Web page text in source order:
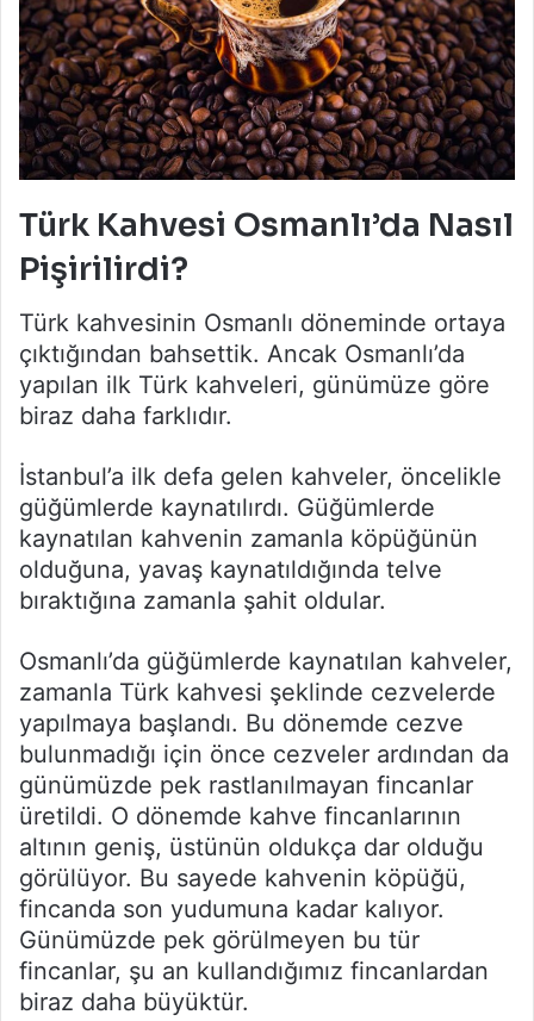
Türk Kahvesi Osmanlı’da Nasıl
Pişirilirdi?
Türk kahvesinin Osmanlı döneminde ortaya
çıktığından bahsettik. Ancak Osmanlı’da
yapılan ilk Türk kahveleri, günümüze göre
biraz daha farklıdır.
İstanbul’a ilk defa gelen kahveler, öncelikle
güğümlerde kaynatılırdı. Güğümlerde
kaynatılan kahvenin zamanla köpüğünün
olduğuna, yavaş kaynatıldığında telve
bıraktığına zamanla şahit oldular.
Osmanlı’da güğümlerde kaynatılan kahveler,
zamanla Türk kahvesi şeklinde cezvelerde
yapılmaya başlandı. Bu dönemde cezve
bulunmadığı için önce cezveler ardından da
günümüzde pek rastlanılmayan fincanlar
üretildi. O dönemde kahve fincanlarının
altının geniş, üstünün oldukça dar olduğu
görülüyor. Bu sayede kahvenin köpüğü,
fincanda son yudumuna kadar kalıyor.
Günümüzde pek görülmeyen bu tür
fincanlar, şu an kullandığımız fincanlardan
biraz daha büyüktür.